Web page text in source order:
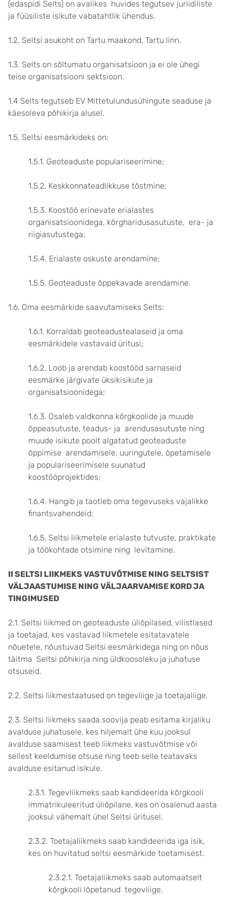
(edaspidi Selts) on avalikes huvides tegutsev juriidiliste
ja füüsiliste isikute vabatahtlik ühendus.
1.2. Seltsi asukoht on Tartu maakond, Tartu linn.
1.3. Selts on sõltumatu organisatsioon ja ei ole ühegi
teise organisatsiooni sektsioon.
1.4 Selts tegutseb EV Mittetulundusühingute seaduse ja
käesoleva põhikirja alusel.
1.5. Seltsi eesmärkideks on:
1.5.1. Geoteaduste populariseerimine;
1.5.2. Keskkonnateadlikkuse tõstmine;
1.5.3. Koostöö erinevate erialastes
organisatsioonidega, kõrgharidusasutuste, era- ja
riigiasutustega;
1.5.4. Erialaste oskuste arendamine;
1.5.5. Geoteaduste õppekavade arendamine.
1.6. Oma eesmärkide saavutamiseks Selts:
1.6.1. Korraldab geoteadustealaseid ja oma
eesmärkidele vastavaid üritusi;
1.6.2. Loob ja arendab koostööd sarnaseid
eesmärke järgivate üksikisikute ja
organisatsioonidega;
1.6.3. Osaleb valdkonna kõrgkoolide ja muude
õppeasutuste, teadus- ja arendusasutuste ning
muude isikute poolt algatatud geoteaduste
õppimise arendamisele, uuringutele, õpetamisele
ja populariseerimisele suunatud
koostööprojektides;
1.6.4. Hangib ja taotleb oma tegevuseks vajalikke
finantsvahendeid;
1.6.5. Seltsi liikmetele erialaste tutvuste, praktikate
ja töökohtade otsimine ning levitamine.
II SELTSI LIIKMEKS VASTUVÕTMISE NING SELTSIST
VÄLJAASTUMISE NING VÄLJAARVAMISE KORD JA
TINGIMUSED
2.1. Seltsi liikmed on geoteaduste üliõpilased, vilistlased
ja toetajad, kes vastavad liikmetele esitatavatele
nõuetele, nõustuvad Seltsi eesmärkidega ning on nõus
täitma Seltsi põhikirja ning üldkoosoleku ja juhatuse
otsuseid.
2.2. Seltsi liikmestaatused on tegevliige ja toetajaliige.
2.3. Seltsi liikmeks saada soovija peab esitama kirjaliku
avalduse juhatusele, kes hiljemalt ühe kuu jooksul
avalduse saamisest teeb liikmeks vastuvõtmise või
sellest keeldumise otsuse ning teeb selle teatavaks
avalduse esitanud isikule.
2.3.1. Tegevliikmeks saab kandideerida kõrgkooli
immatrikuleeritud üliõpilane, kes on osalenud aasta
jooksul vähemalt ühel Seltsi üritusel.
2.3.2. Toetajaliikmeks saab kandideerida iga isik,
kes on huvitatud seltsi eesmärkide toetamisest.
2.3.2.1. Toetajaliikmeks saab automaatselt
kõrgkooli lõpetanud tegevliige.